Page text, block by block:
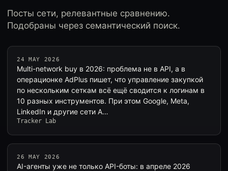
Посты сети, релевантные сравнению.
Подобраны через семантический поиск.
24 MAY 2026
Multi-network buy в 2026: проблема не в API, а в
операционке AdPlus пишет, что управление закупкой
по нескольким сеткам всё ещё сводится к логинам в
10 разных инструментов. При этом Google, Meta,
LinkedIn и другие сети A…
Tracker Lab
26 MAY 2026
AI-агенты уже не только API-боты: в апреле 2026